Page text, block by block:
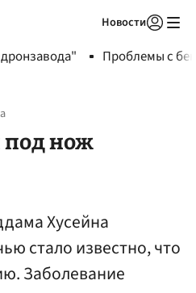
Новости
Проблемы с
под нож
Хусейна
стало известно, что
Заболевание